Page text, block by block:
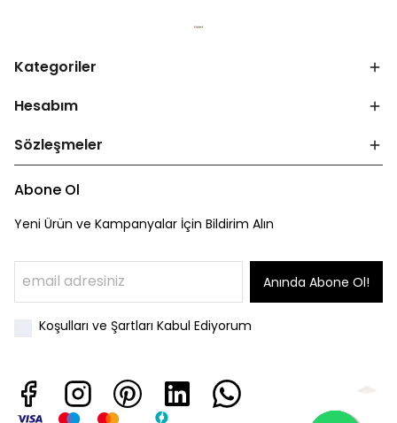
Kategoriler
Hesabım
Sözleşmeler
Abone Ol
Yeni Ürün ve Kampanyalar İçin Bildirim Alın
Anında Abone Ol!
Koşulları ve Şartları Kabul Ediyorum